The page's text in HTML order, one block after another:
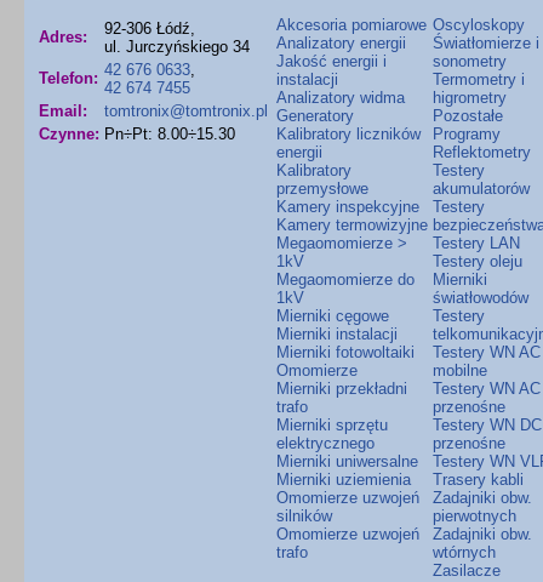
Adres:
92-306 Łódź,
ul. Jurczyńskiego 34
Telefon: 42 676 0633,
42 674 7455
Email:
tomtronix@tomtronix.pl
Czynne: Pn÷Pt: 8.00÷15.30
Akcesoria pomiarowe
Analizatory energii
Jakość energii i
instalacji
Analizatory widma
Generatory
Kalibratory liczników
energii
Kalibratory
przemysłowe
Kamery inspekcyjne
Kamery termowizyjne
Megaomomierze >
1kV
Megaomomierze do
1kV
Mierniki cęgowe
Mierniki instalacji
Mierniki fotowoltaiki
Omomierze
Mierniki przekładni
trafo
Mierniki sprzętu
elektrycznego
Mierniki uniwersalne
Mierniki uziemienia
Omomierze uzwojeń
silników
Omomierze uzwojeń
trafo
Oscyloskopy
Światłomierze i
sonometry
Termometry i
higrometry
Pozostałe
Programy
Reflektometry
Testery
akumulatorów
Testery
Testery LAN
Testery oleju
Mierniki
światłowodów
Testery
Testery WN AC
mobilne
Testery WN AC
przenośne
Testery WN DC
przenośne
Testery WN
Trasery kabli
Zadajniki obw.
pierwotnych
Zadajniki obw.
wtórnych
Zasilacze